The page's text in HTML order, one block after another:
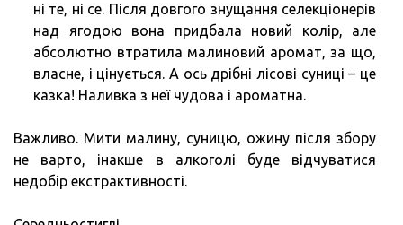
ні те, ні се. Після довгого знущання селекціонерів
над ягодою вона придбала новий колір, але
абсолютно втратила малиновий аромат, за що,
власне, і цінується. А ось дрібні лісові суниці – це
казка! Наливка з неї чудова і ароматна.
Важливо. Мити малину, суницю, ожину після збору
не варто, інакше в алкоголі буде відчуватися
недобір екстрактивності.